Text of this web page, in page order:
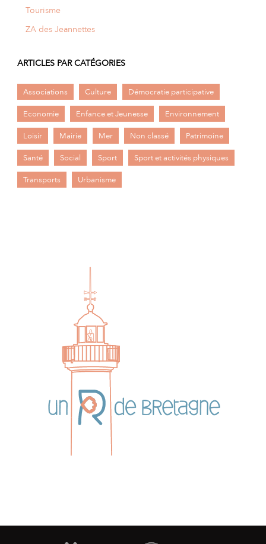
Tourisme
ZA des Jeannettes
ARTICLES PAR CATÉGORIES
Associations Culture Démocratie participative
Economie Enfance et Jeunesse Environnement
Loisir Mairie Mer Non classé Patrimoine
Santé Social Sport Sport et activités physiques
Transports Urbanisme